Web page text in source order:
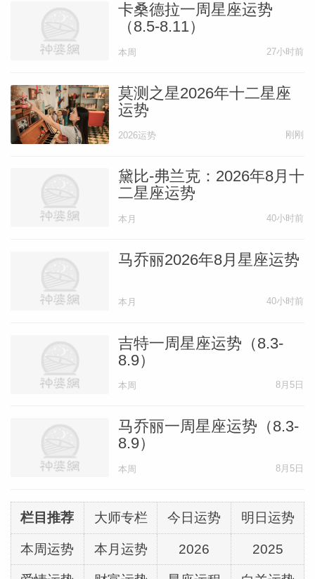
卡桑德拉一周星座运势
（8.5-8.11）
本周 27小时前
莫测之星2026年十二星座
运势
2026运势 刚刚
黛比-弗兰克：2026年8月十
二星座运势
本月 40小时前
马乔丽2026年8月星座运势
本月 40小时前
吉特一周星座运势（8.3-
8.9）
本周 8月5日
马乔丽一周星座运势（8.3-
8.9）
本周 8月5日
栏目推荐 大师专栏 今日运势 明日运势
本周运势 本月运势 2026 2025